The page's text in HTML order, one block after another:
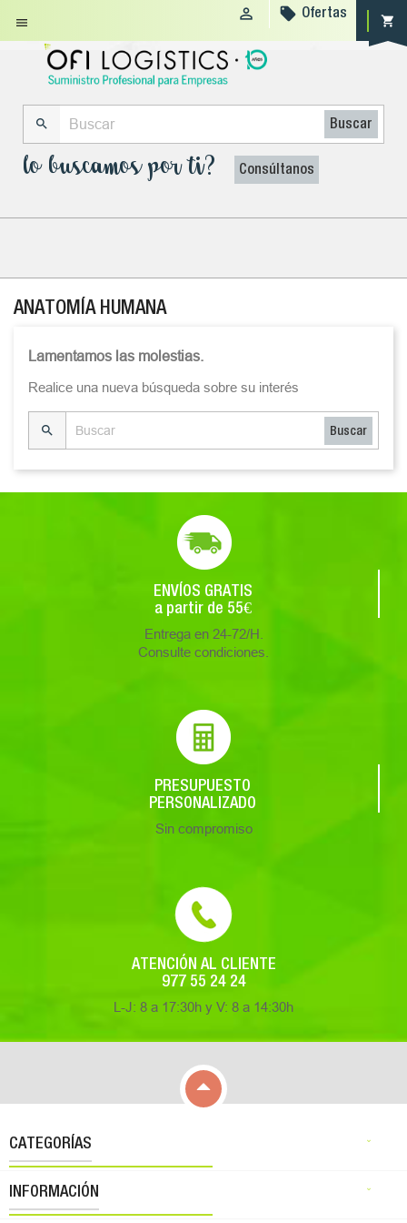
 shopping_cart
  Ofertas
 Buscar
lo buscamos por ti? Consúltanos
ANATOMÍA HUMANA
Lamentamos las molestias.
Realice una nueva búsqueda sobre su interés
 Buscar
ENVÍOS GRATIS
a partir de 55€
Entrega en 24-72/H.
Consulte condiciones.
PRESUPUESTO
PERSONALIZADO
Sin compromiso
ATENCIÓN AL CLIENTE
977 55 24 24
L-J: 8 a 17:30h y V: 8 a 14:30h

CATEGORÍAS 
INFORMACIÓN 